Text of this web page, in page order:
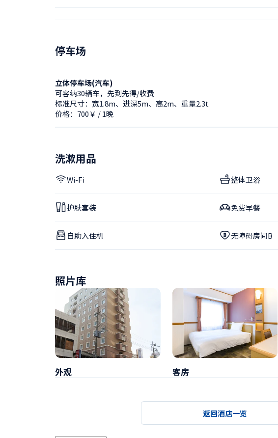
停车场
立体停车场(汽车)
可容纳30辆车，先到先得/收费
标准尺寸：宽1.8m、进深5m、高2m、重量2.3t
价格：700￥ / 1晚
洗漱用品
Wi-Fi 整体卫浴
护肤套装 免费早餐
自助入住机 无障碍房间B
照片库
外观 客房
返回酒店一览